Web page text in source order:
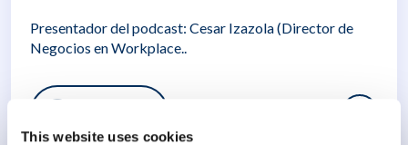
This website uses cookies
Presentador del podcast: Cesar Izazola (Director de
Negocios en Workplace..